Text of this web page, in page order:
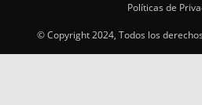
Políticas de
© Copyright 2024, Todos los